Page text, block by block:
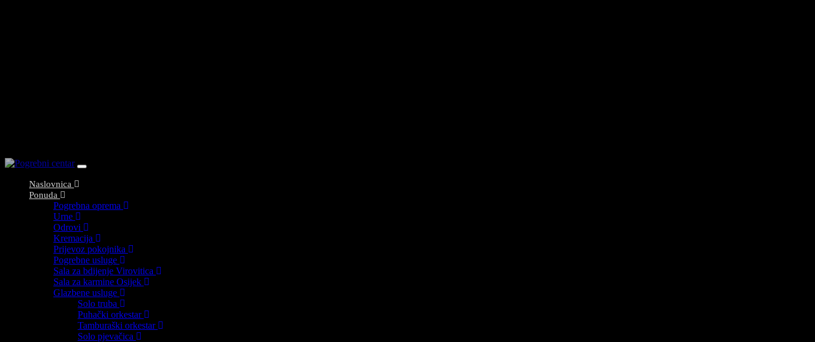
Toggle
Naslovnica
Ponuda
Pogrebna oprema
Urne
Odrovi
Kremacija
Prijevoz pokojnika
Pogrebne usluge
Sala za bdijenje Virovitica
Sala za karmine Osijek
Glazbene usluge
Solo truba
Puhački orkestar
Tamburaški orkestar
Solo pjevačica